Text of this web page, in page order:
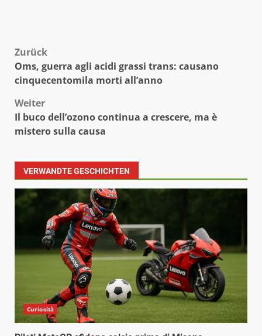
Beitragsnavigation
Zurück
Oms, guerra agli acidi grassi trans: causano
cinquecentomila morti all’anno
Weiter
Il buco dell’ozono continua a crescere, ma è
mistero sulla causa
VERWANDTE GESCHICHTEN
Curiosità